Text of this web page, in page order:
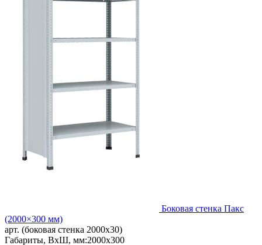
Боковая стенка Пакс
(2000×300 мм)
арт. (боковая стенка 2000x30)
Габариты, ВxШ, мм:2000x300